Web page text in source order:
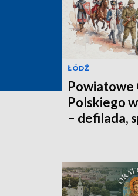
ŁÓDŹ
Powiatowe
Polskiego
– defilada,